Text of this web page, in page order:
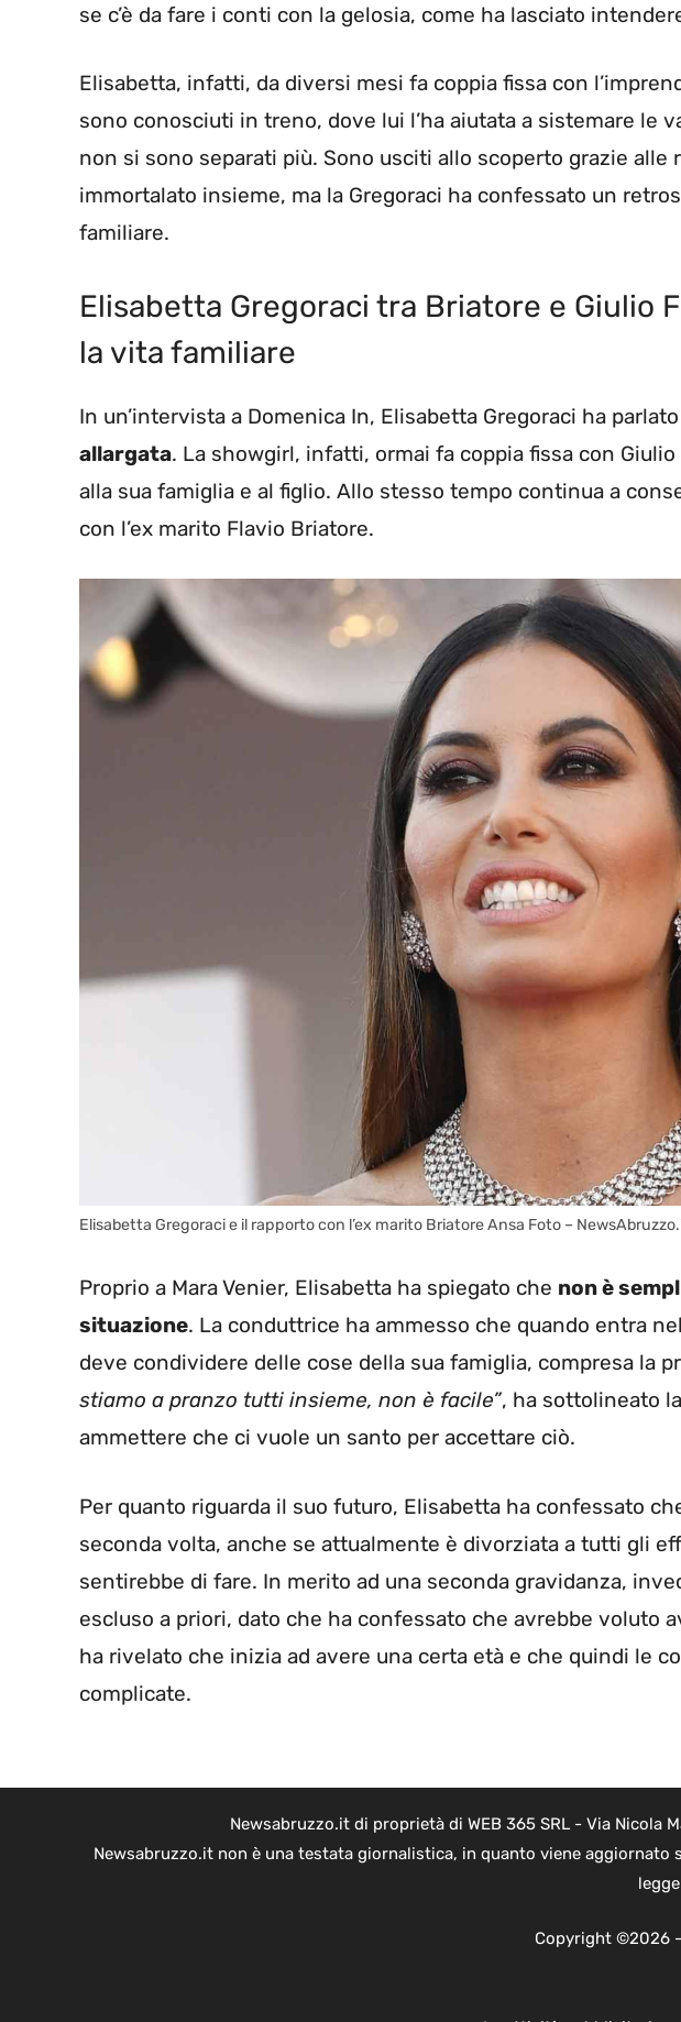
se c’è da fare i conti con la gelosia, come ha lasciato
Elisabetta, infatti, da diversi mesi fa coppia fissa con
sono conosciuti in treno, dove lui l’ha aiutata a sistemare le
non si sono separati più. Sono usciti allo scoperto grazie
immortalato insieme, ma la Gregoraci ha confessato un
familiare.
Elisabetta Gregoraci tra Briatore e Giulio
la vita familiare
In un’intervista a Domenica In, Elisabetta Gregoraci ha
allargata. La showgirl, infatti, ormai fa coppia fissa con
alla sua famiglia e al figlio. Allo stesso tempo continua a
con l’ex marito Flavio Briatore.
Elisabetta Gregoraci e il rapporto con l’ex marito Briatore Ansa Foto –
Proprio a Mara Venier, Elisabetta ha spiegato che non è
situazione. La conduttrice ha ammesso che quando entra
deve condividere delle cose della sua famiglia, compresa la
stiamo a pranzo tutti insieme, non è facile”, ha sottolineato
ammettere che ci vuole un santo per accettare ciò.
Per quanto riguarda il suo futuro, Elisabetta ha confessato
seconda volta, anche se attualmente è divorziata a tutti gli
sentirebbe di fare. In merito ad una seconda gravidanza,
escluso a priori, dato che ha confessato che avrebbe voluto
ha rivelato che inizia ad avere una certa età e che quindi le
complicate.
Newsabruzzo.it di proprietà di WEB 365 SRL - Via Nicola
Newsabruzzo.it non è una testata giornalistica, in quanto viene
Copyright ©2026